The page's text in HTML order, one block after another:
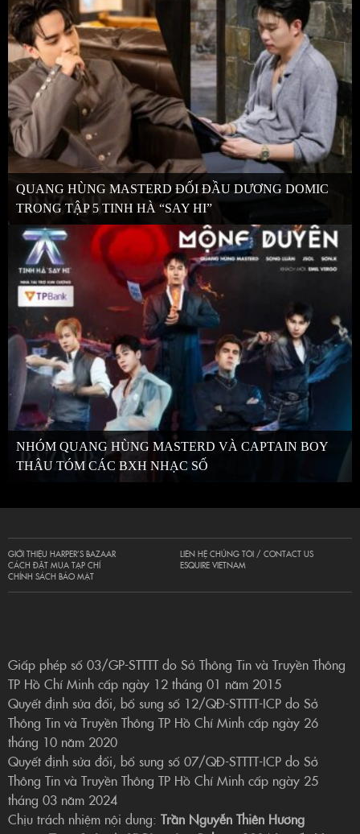
QUANG HÙNG MASTERD ĐỐI ĐẦU DƯƠNG DOMIC
TRONG TẬP 5 TINH HÀ “SAY HI”
NHÓM QUANG HÙNG MASTERD VÀ CAPTAIN BOY
THÂU TÓM CÁC BXH NHẠC SỐ
GIỚI THIỆU HARPER’S BAZAAR
CÁCH ĐẶT MUA TẠP CHÍ
CHÍNH SÁCH BẢO MẬT
LIÊN HỆ CHÚNG TÔI / CONTACT US
ESQUIRE VIETNAM
Giấp phép số 03/GP-STTTT do Sở Thông Tin và Truyền Thông
TP Hồ Chí Minh cấp ngày 12 tháng 01 năm 2015
Quyết định sửa đổi, bổ sung số 12/QĐ-STTTT-ICP do Sở
Thông Tin và Truyền Thông TP Hồ Chí Minh cấp ngày 26
tháng 10 năm 2020
Quyết định sửa đổi, bổ sung số 07/QĐ-STTTT-ICP do Sở
Thông Tin và Truyền Thông TP Hồ Chí Minh cấp ngày 25
tháng 03 năm 2024
Chịu trách nhiệm nội dung: Trần Nguyễn Thiên Hương